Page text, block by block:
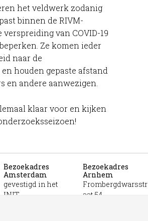
het veldwerk zodanig
binnen de RIVM-
van COVID-19
Ze komen ieder
naar de
houden gepaste afstand
en andere aanwezigen.
klaar voor en kijken
Bezoekadres
Amsterdam
gevestigd in het
INIT
Bezoekadres
Arnhem
Frombergdwarsstr
aat 54